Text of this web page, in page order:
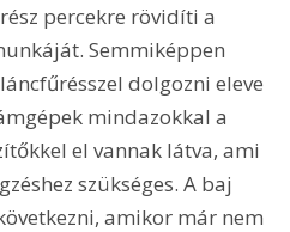
percekre rövidíti a
Semmiképpen
dolgozni eleve
mindazokkal a
el vannak látva, ami
szükséges. A baj
amikor már nem